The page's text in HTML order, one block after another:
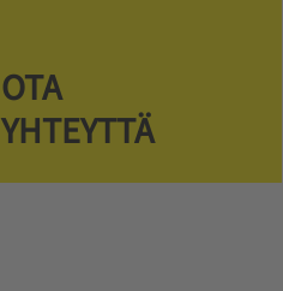
OTA
YHTEYTTÄ